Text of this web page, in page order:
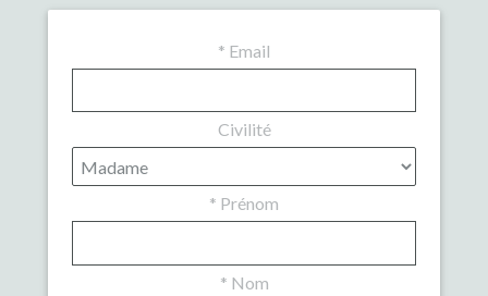
* Email
Civilité
* Prénom
* Nom